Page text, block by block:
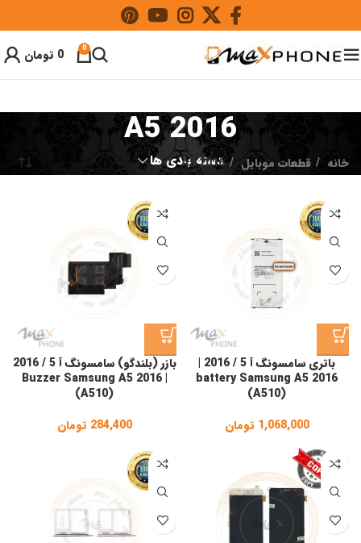
0
0 تومان
A5 2016
دسته بندی ها خانه قطعات موبایل A5 2016
باتری سامسونگ آ 5 / 2016 |
battery Samsung A5 2016
(A510)
1,068,000 تومان
بازر (بلندگو) سامسونگ آ 5 / 2016
| Buzzer Samsung A5 2016
(A510)
284,400 تومان